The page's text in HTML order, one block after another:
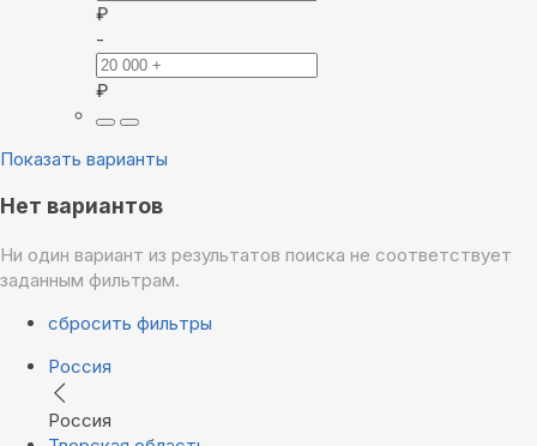
₽
-
₽
Показать варианты
Нет вариантов
Ни один вариант из результатов поиска не соответствует
заданным фильтрам.
сбросить фильтры
Россия
Россия